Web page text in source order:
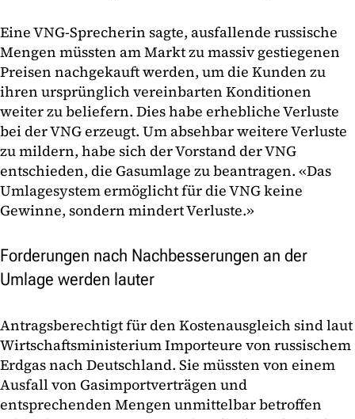
Eine VNG-Sprecherin sagte, ausfallende russische
Mengen müssten am Markt zu massiv gestiegenen
Preisen nachgekauft werden, um die Kunden zu
ihren ursprünglich vereinbarten Konditionen
weiter zu beliefern. Dies habe erhebliche Verluste
bei der VNG erzeugt. Um absehbar weitere Verluste
zu mildern, habe sich der Vorstand der VNG
entschieden, die Gasumlage zu beantragen. «Das
Umlagesystem ermöglicht für die VNG keine
Gewinne, sondern mindert Verluste.»
Forderungen nach Nachbesserungen an der
Umlage werden lauter
Antragsberechtigt für den Kostenausgleich sind laut
Wirtschaftsministerium Importeure von russischem
Erdgas nach Deutschland. Sie müssten von einem
Ausfall von Gasimportverträgen und
entsprechenden Mengen unmittelbar betroffen